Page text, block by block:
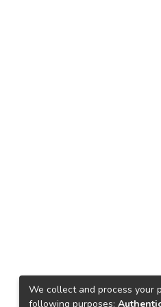
We collect and process your
following purposes: